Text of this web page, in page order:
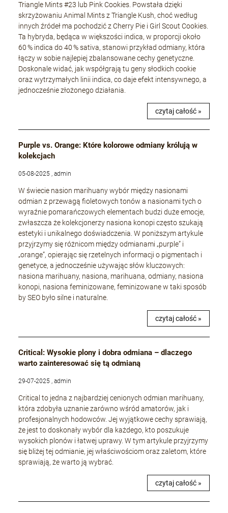
Triangle Mints #23 lub Pink Cookies. Powstała dzięki
skrzyżowaniu Animal Mints z Triangle Kush, choć według
innych źródeł ma pochodzić z Cherry Pie i Girl Scout Cookies.
Ta hybryda, będąca w większości indica, w proporcji około
60 % indica do 40 % sativa, stanowi przykład odmiany, która
łączy w sobie najlepiej zbalansowane cechy genetyczne.
Doskonale widać, jak współgrają tu geny słodkich cookie
oraz wytrzymałych linii indica, co daje efekt intensywnego, a
jednocześnie złożonego działania.
czytaj całość »
Purple vs. Orange: Które kolorowe odmiany królują w
kolekcjach
05-08-2025 , admin
W świecie nasion marihuany wybór między nasionami
odmian z przewagą fioletowych tonów a nasionami tych o
wyraźnie pomarańczowych elementach budzi duże emocje,
zwłaszcza że kolekcjonerzy nasiona konopi często szukają
estetyki i unikalnego doświadczenia. W poniższym artykule
przyjrzymy się różnicom między odmianami „purple” i
„orange”, opierając się rzetelnych informacji o pigmentach i
genetyce, a jednocześnie używając słów kluczowych:
nasiona marihuany, nasiona, marihuana, odmiany, nasiona
konopi, nasiona feminizowane, feminizowane w taki sposób
by SEO było silne i naturalne.
czytaj całość »
Critical: Wysokie plony i dobra odmiana – dlaczego
warto zainteresować się tą odmianą
29-07-2025 , admin
Critical to jedna z najbardziej cenionych odmian marihuany,
która zdobyła uznanie zarówno wśród amatorów, jak i
profesjonalnych hodowców. Jej wyjątkowe cechy sprawiają,
że jest to doskonały wybór dla każdego, kto poszukuje
wysokich plonów i łatwej uprawy. W tym artykule przyjrzymy
się bliżej tej odmianie, jej właściwościom oraz zaletom, które
sprawiają, że warto ją wybrać.
czytaj całość »